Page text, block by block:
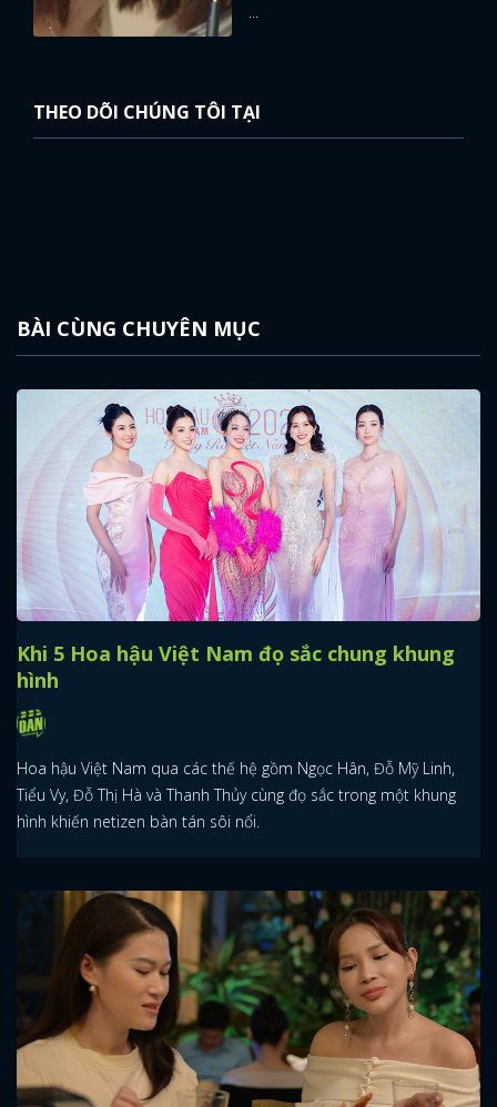
...
THEO DÕI CHÚNG TÔI TẠI
BÀI CÙNG CHUYÊN MỤC
Khi 5 Hoa hậu Việt Nam đọ sắc chung khung
hình
Hoa hậu Việt Nam qua các thế hệ gồm Ngọc Hân, Đỗ Mỹ Linh,
Tiểu Vy, Đỗ Thị Hà và Thanh Thủy cùng đọ sắc trong một khung
hình khiến netizen bàn tán sôi nổi.